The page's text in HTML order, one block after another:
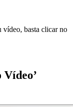
vídeo, basta clicar no
Vídeo’